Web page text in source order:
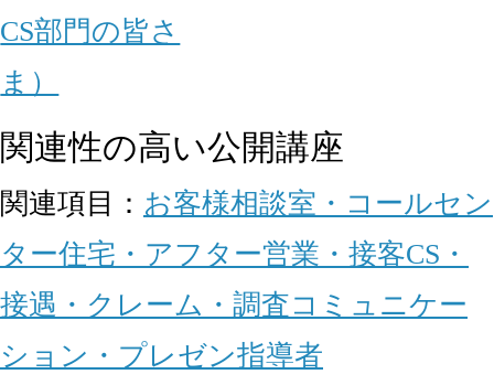
CS部門の皆さ
ま）
関連性の高い公開講座
関連項目： お客様相談室・コールセン
ター住宅・アフター営業・接客CS・
接遇・クレーム・調査コミュニケー
ション・プレゼン指導者